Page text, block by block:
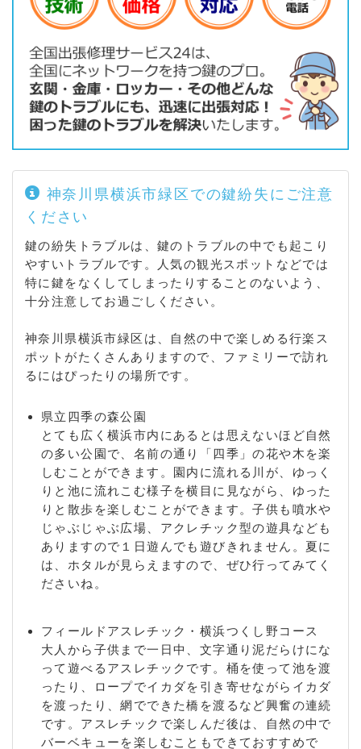
神奈川県横浜市緑区での鍵紛失にご注意
ください
鍵の紛失トラブルは、鍵のトラブルの中でも起こり
やすいトラブルです。人気の観光スポットなどでは
特に鍵をなくしてしまったりすることのないよう、
十分注意してお過ごしください。
神奈川県横浜市緑区は、自然の中で楽しめる行楽ス
ポットがたくさんありますので、ファミリーで訪れ
るにはぴったりの場所です。
県立四季の森公園
とても広く横浜市内にあるとは思えないほど自然
の多い公園で、名前の通り「四季」の花や木を楽
しむことができます。園内に流れる川が、ゆっく
りと池に流れこむ様子を横目に見ながら、ゆった
りと散歩を楽しむことができます。子供も噴水や
じゃぶじゃぶ広場、アクレチック型の遊具なども
ありますので１日遊んでも遊びきれません。夏に
は、ホタルが見らえますので、ぜひ行ってみてく
ださいね。
フィールドアスレチック・横浜つくし野コース
大人から子供まで一日中、文字通り泥だらけにな
って遊べるアスレチックです。桶を使って池を渡
ったり、ロープでイカダを引き寄せながらイカダ
を渡ったり、網でできた橋を渡るなど興奮の連続
です。アスレチックで楽しんだ後は、自然の中で
バーベキューを楽しむこともできておすすめで